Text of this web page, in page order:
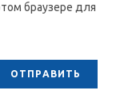
браузере для